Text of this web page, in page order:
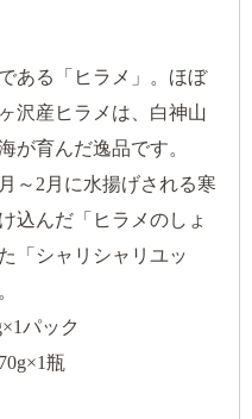
ある「ヒラメ」。ほぼ
沢産ヒラメは、白神山
が育んだ逸品です。
～2月に水揚げされる寒
込んだ「ヒラメのしょ
「シャリシャリユッ
パック
瓶